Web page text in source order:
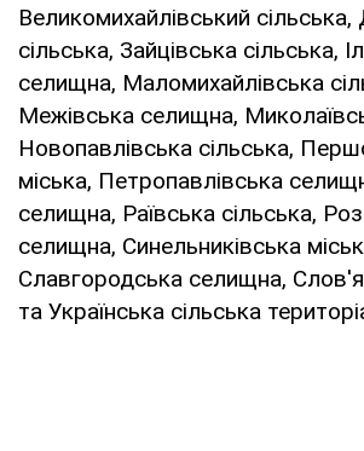
Великомихайлівський
сільська, Зайцівська сільська,
селищна, Маломихайлівська
Межівська селищна,
Новопавлівська сільська,
міська, Петропавлівська
селищна, Раївська сільська,
селищна, Синельниківська
Славгородська селищна,
та Українська сільська